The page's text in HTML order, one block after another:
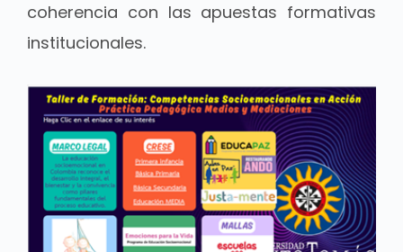
coherencia con las apuestas formativas
institucionales.